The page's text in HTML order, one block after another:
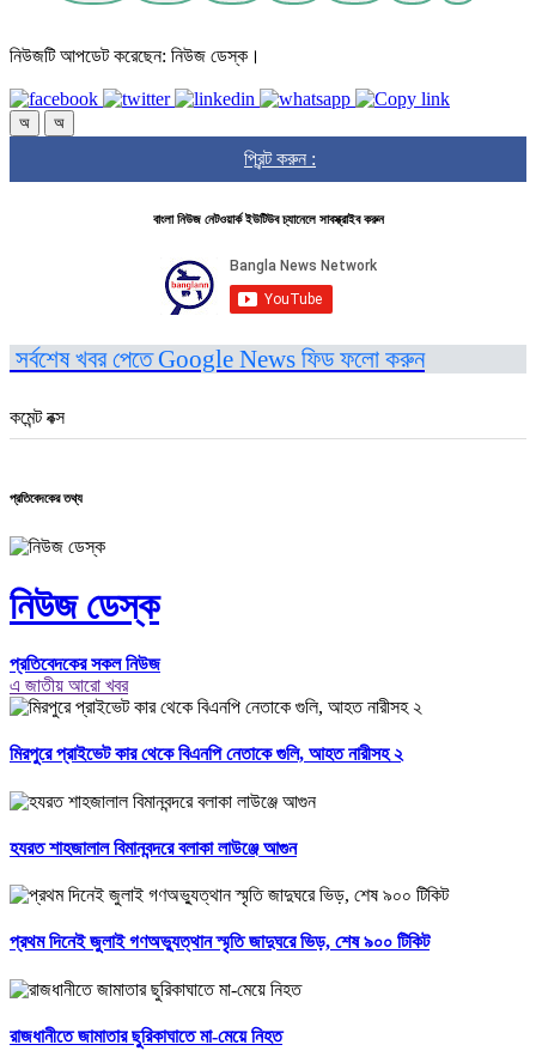
নিউজটি আপডেট করেছেন: নিউজ ডেস্ক।
অ অ
প্রিন্ট করুন :
বাংলা নিউজ নেটওয়ার্ক ইউটিউব চ্যানেলে সাবস্ক্রাইব করুন
সর্বশেষ খবর পেতে Google News ফিড ফলো করুন
কমেন্ট বক্স
প্রতিবেদকের তথ্য
নিউজ ডেস্ক
প্রতিবেদকের সকল নিউজ
এ জাতীয় আরো খবর
মিরপুরে প্রাইভেট কার থেকে বিএনপি নেতাকে গুলি, আহত নারীসহ ২
হযরত শাহজালাল বিমানবন্দরে বলাকা লাউঞ্জে আগুন
প্রথম দিনেই জুলাই গণঅভ্যুত্থান স্মৃতি জাদুঘরে ভিড়, শেষ ৯০০ টিকিট
রাজধানীতে জামাতার ছুরিকাঘাতে মা-মেয়ে নিহত